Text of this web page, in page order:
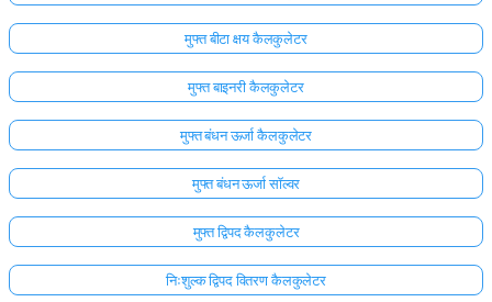
मुफ्त बीटा क्षय कैलकुलेटर
मुफ्त बाइनरी कैलकुलेटर
मुफ्त बंधन ऊर्जा कैलकुलेटर
मुफ्त बंधन ऊर्जा सॉल्वर
मुफ्त द्विपद कैलकुलेटर
निःशुल्क द्विपद वितरण कैलकुलेटर